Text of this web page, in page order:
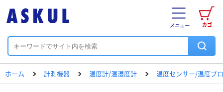
カゴ
メニュー
ホーム 計測機器 温度計/温湿度計 温度センサー/温度プ